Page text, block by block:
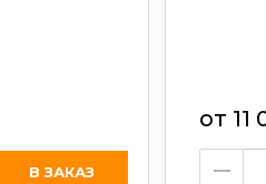
от 11
–